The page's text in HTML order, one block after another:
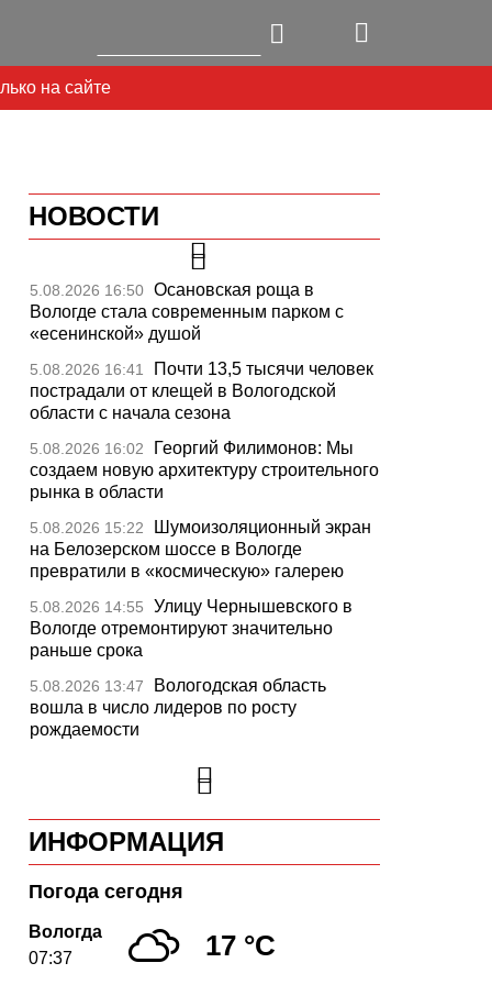
на сайте
НОВОСТИ
5.08.2026 16:50 Осановская роща в
Вологде стала современным парком с
«есенинской» душой
5.08.2026 16:41
Почти 13,5 тысячи человек
пострадали от клещей в Вологодской
области с начала сезона
5.08.2026 16:02
Георгий Филимонов: Мы
создаем новую архитектуру строительного
рынка в области
5.08.2026 15:22
Шумоизоляционный экран
на Белозерском шоссе в Вологде
превратили в «космическую» галерею
5.08.2026 14:55
Улицу Чернышевского в
Вологде отремонтируют значительно
раньше срока
5.08.2026 13:47
Вологодская область
вошла в число лидеров по росту
рождаемости
В День физкультурника
массовые зарядки пройдут во всех
5.08.2026 12:37
26 тысяч идей для
развития региона подали вологжане
через чат-бот
5.08.2026 12:08
общественные наблюдатели на выборах
пройдут учебу
ИНФОРМАЦИЯ
Погода сегодня
Вологда
07:37
17 °C